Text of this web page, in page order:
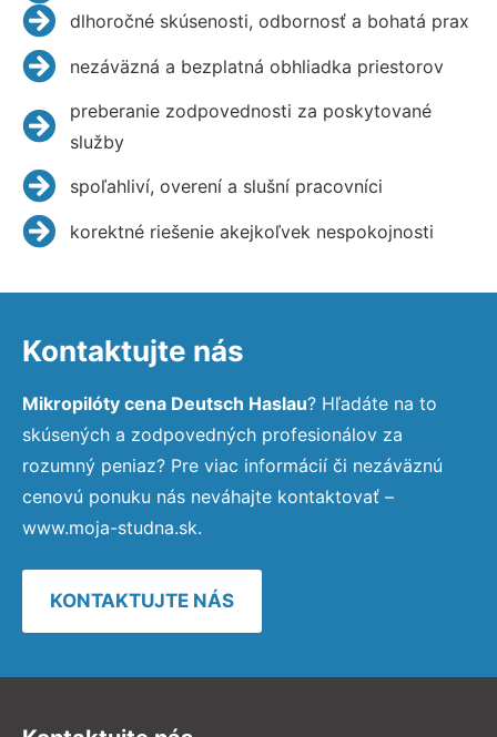
dlhoročné skúsenosti, odbornosť a bohatá prax
nezáväzná a bezplatná obhliadka priestorov
preberanie zodpovednosti za poskytované
služby
spoľahliví, overení a slušní pracovníci
korektné riešenie akejkoľvek nespokojnosti
Kontaktujte nás
Mikropilóty cena Deutsch Haslau? Hľadáte na to
skúsených a zodpovedných profesionálov za
rozumný peniaz? Pre viac informácií či nezáväznú
cenovú ponuku nás neváhajte kontaktovať –
www.moja-studna.sk.
KONTAKTUJTE NÁS